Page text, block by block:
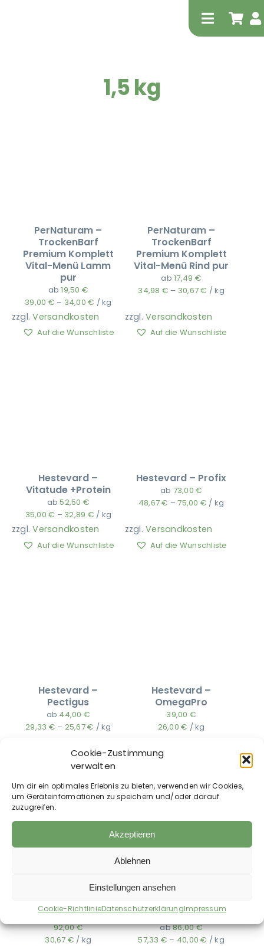
Cookie-Zustimmung
verwalten
Um dir ein optimales Erlebnis zu bieten, verwenden wir Cookies,
um Geräteinformationen zu speichern und/oder darauf
zuzugreifen.
Akzeptieren
Ablehnen
Einstellungen ansehen
Cookie-RichtlinieDatenschutzerklärungImpressum
Toggle
1,5 kg
PerNaturam –
TrockenBarf
Premium Komplett
Vital-Menü Lamm
pur
ab19,50 €
39,00 € – 34,00€ /kg
zzgl.Versandkosten
Auf die Wunschliste
PerNaturam –
TrockenBarf
Premium Komplett
Vital-Menü Rind pur
ab17,49 €
34,98 € – 30,67€ /kg
zzgl.Versandkosten
Auf die Wunschliste
Hestevard –
Vitatude +Protein
ab52,50 €
35,00€ – 32,89 € / kg
zzgl.Versandkosten
Auf die Wunschliste
Hestevard – Profix
ab 73,00€
48,67€ –75,00 € / kg
zzgl.Versandkosten
Auf die Wunschliste
Hestevard –
Pectigus
ab 44,00 €
29,33 € – 25,67€ /kg
Auf die Wunschliste
Hestevard –
OmegaPro
39,00 €
26,00€ /kg
Auf die Wunschliste
Hestevard – Myocel
+VITA
92,00€
30,67 € / kg
Hestevard – Flex
Alpha
ab86,00€
57,33 € – 40,00€ /kg